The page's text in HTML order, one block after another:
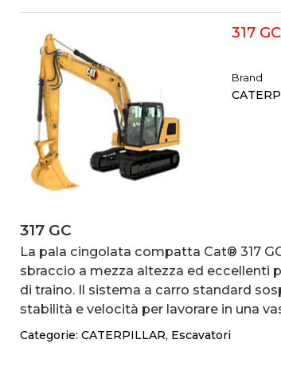
317 GC
Brand
317 GC
La pala cingolata compatta Cat® 317
sbraccio a mezza altezza ed eccellenti
di traino. Il sistema a carro standard
stabilità e velocità per lavorare in una
Categorie: CATERPILLAR, Escavatori